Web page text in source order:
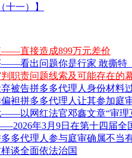
十一）】
直接造成899万元差价
看出问题你是行家 敢撕特
职责问题线索及可能存在的
被告拼多多代理人身份材料
袒拼多多代理人让其参加庭
——以网红法官邓鑫文章“审理
年3月9日在第十四届全
多代理人参与庭审确属不当
谈全面依法治国